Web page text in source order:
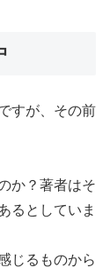
すが、その前
か？著者はそ
るとしていま
じるものから